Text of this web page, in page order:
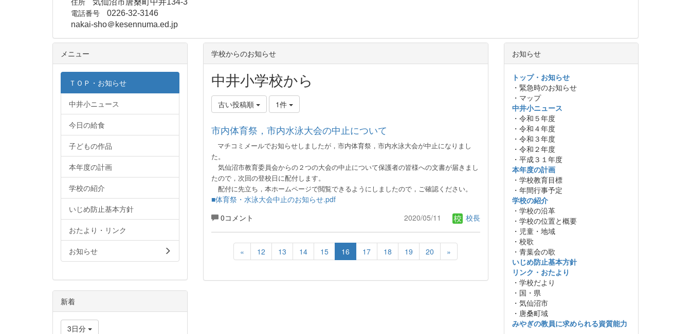
気仙沼市唐桑町中井134-3
電話番号 0226-32-3146
nakai-sho＠kesennuma.ed.jp
学校からのお知らせ
中井小学校から
古い投稿順 1件
市内体育祭，市内水泳大会の中止について
マチコミメールでお知らせしましたが，市内体育祭，市内水泳大会が中止になりまし
た。
気仙沼市教育委員会からの２つの大会の中止について保護者の皆様への文書が届きまし
たので，次回の登校日に配付します。
配付に先立ち，本ホームページで閲覧できるようにしましたので，ご確認ください。
■体育祭・水泳大会中止のお知らせ.pdf
0コメント
2020/05/11 校長
« 12 13 14 15 16 17 18 19 20 »
メニュー
ＴＯＰ・お知らせ
中井小ニュース
今日の給食
子どもの作品
本年度の計画
学校の紹介
いじめ防止基本方針
おたより・リンク
お知らせ
新着
3日分
お知らせ
トップ・お知らせ
・緊急時のお知らせ
・マップ
中井小ニュース
・令和５年度
・令和４年度
・令和３年度
・令和２年度
・平成３１年度
本年度の計画
・学校教育目標
・年間行事予定
学校の紹介
・学校の沿革
・学校の位置と概要
・児童・地域
・校歌
・青葉会の歌
いじめ防止基本方針
リンク・おたより
・学校だより
・国・県
・気仙沼市
・唐桑町域
みやぎの教員に求められる資質能力